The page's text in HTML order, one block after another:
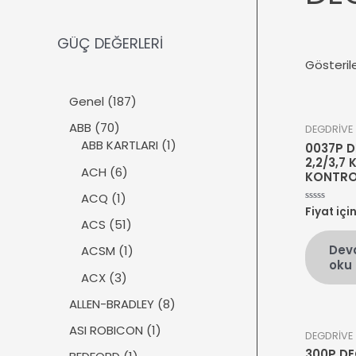
GÜÇ DEĞERLERİ
Genel 1871
ü
ABB 707
0
ü
r
ü
n
ABB KARTLARI 11
ACH 66
ü
r
ü
n
ACQ 11
ü
r
ü
ACS 515
1
ü
n
ACSM 11
ü
ACX 33
r
ü
n
ALLEN-BRADLEY 88
ASI ROBICON 11
DEGDRİVE
0037P
2,2/3,7
5
üzerinden
oy
aldı
Fiyat için
oku
DEGDRİVE